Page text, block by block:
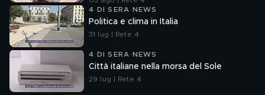
4 DI SERA NEWS
Politica e clima in Italia
31 lug | Rete 4
4 DI SERA NEWS
Città italiane nella morsa del Sole
29 lug | Rete 4